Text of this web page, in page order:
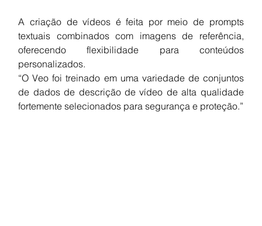
A criação de vídeos é feita por meio de prompts
textuais combinados com imagens de referência,
oferecendo flexibilidade para conteúdos
personalizados.
“O Veo foi treinado em uma variedade de conjuntos
de dados de descrição de vídeo de alta qualidade
fortemente selecionados para segurança e proteção.”